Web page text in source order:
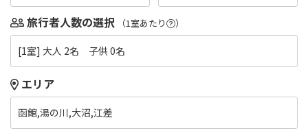
旅行者人数の選択 （1室あたり ）
[1室] 大人 2名 子供 0名
エリア
函館,湯の川,大沼,江差